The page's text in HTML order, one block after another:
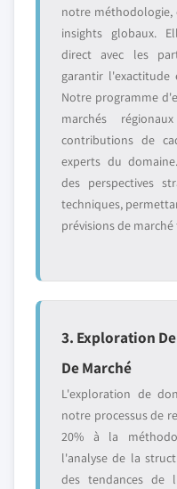
notre méthodologie,
insights globaux.
direct avec les
garantir
Notre programme
marchés
contributions de
experts du
des perspectives
techniques,
prévisions de marché
3. Exploration
De Marché
L'exploration de
notre processus de
20% à la
l'analyse de la
des tendances de